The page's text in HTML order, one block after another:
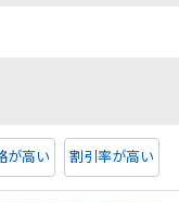
が高い 割引率が高い